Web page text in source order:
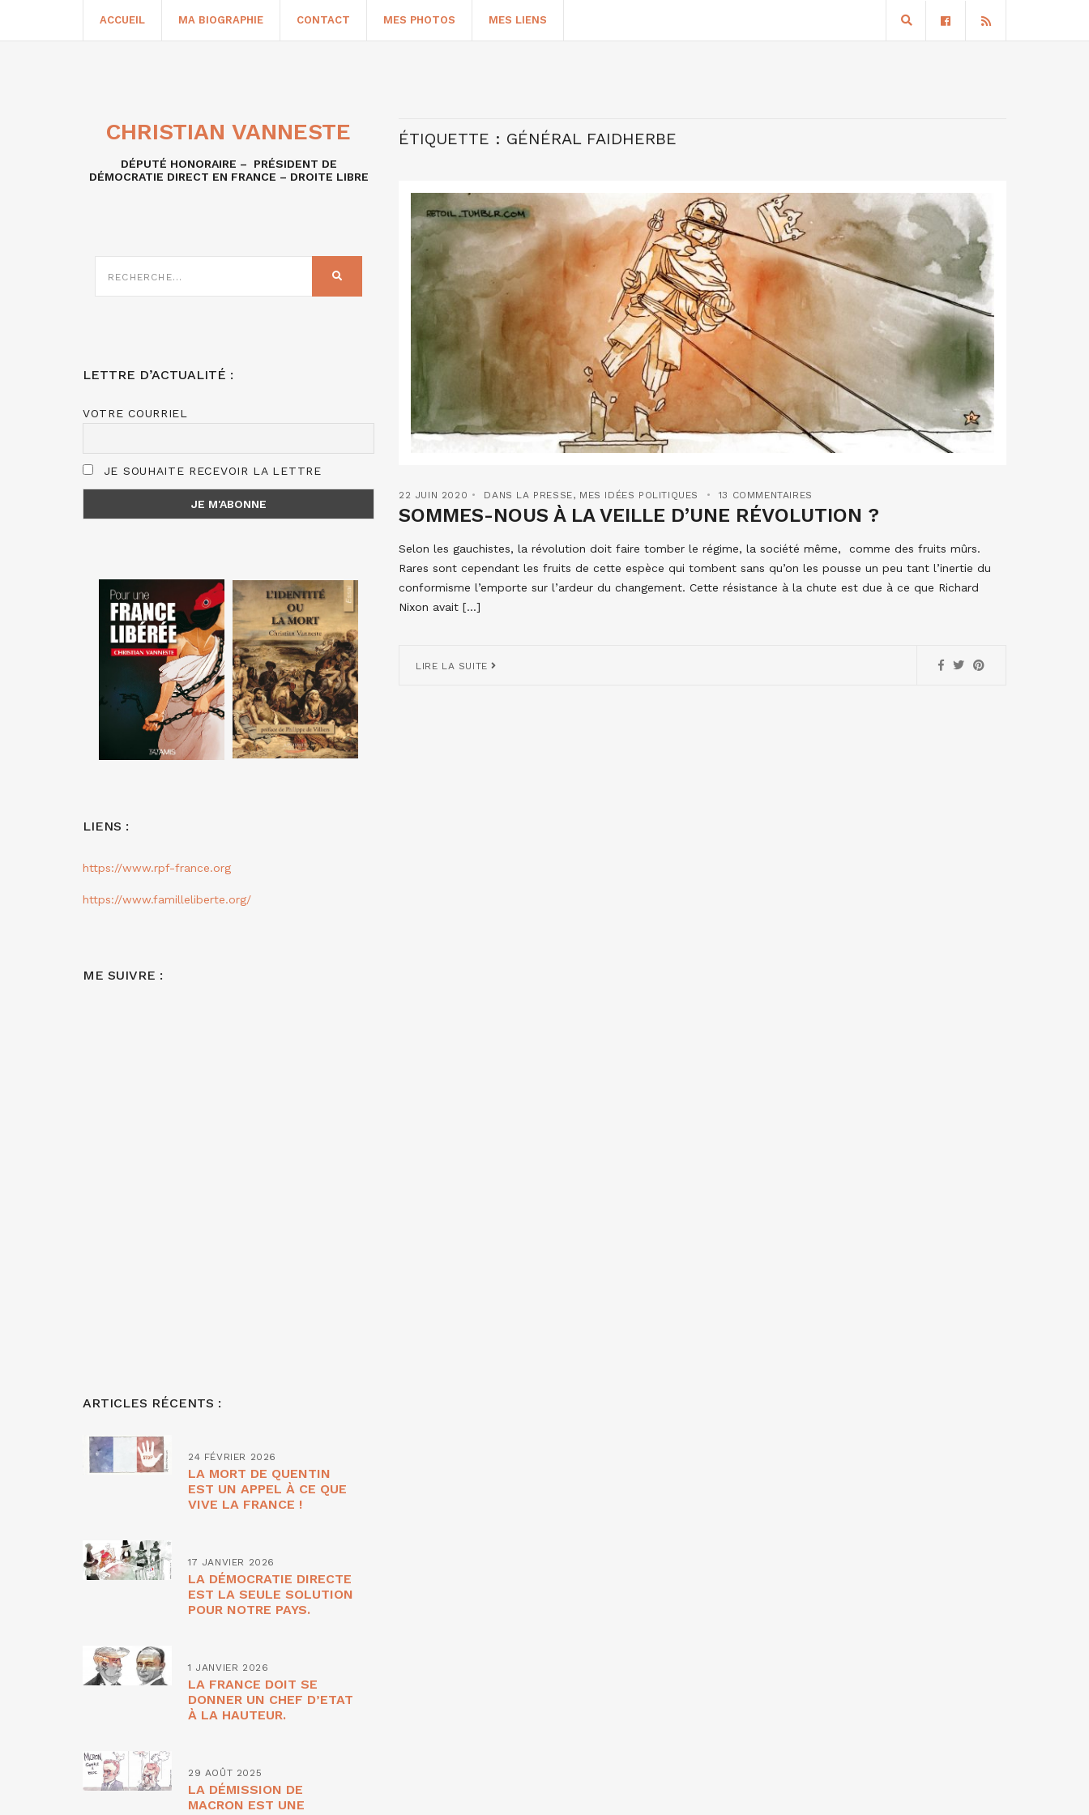
ACCUEIL MA BIOGRAPHIE CONTACT MES PHOTOS MES LIENS
ÉTIQUETTE : GÉNÉRAL FAIDHERBE
22 JUIN 2020 DANS LA PRESSE, MES IDÉES POLITIQUES 13 COMMENTAIRES
SOMMES-NOUS À LA VEILLE D’UNE RÉVOLUTION ?
Selon les gauchistes, la révolution doit faire tomber le régime, la société même, comme des fruits mûrs.
Rares sont cependant les fruits de cette espèce qui tombent sans qu’on les pousse un peu tant l’inertie du
conformisme l’emporte sur l’ardeur du changement. Cette résistance à la chute est due à ce que Richard
Nixon avait […]
LIRE LA SUITE
CHRISTIAN VANNESTE
DÉPUTÉ HONORAIRE – PRÉSIDENT DE
DÉMOCRATIE DIRECT EN FRANCE – DROITE LIBRE
SUR
LETTRE D’ACTUALITÉ :
VOTRE COURRIEL
JE SOUHAITE RECEVOIR LA LETTRE
LIENS :
https://www.rpf-france.org
https://www.familleliberte.org/
ME SUIVRE :
ARTICLES RÉCENTS :
24 FÉVRIER 2026
LA MORT DE QUENTIN
EST UN APPEL À CE QUE
VIVE LA FRANCE !
17 JANVIER 2026
LA DÉMOCRATIE DIRECTE
EST LA SEULE SOLUTION
POUR NOTRE PAYS.
1 JANVIER 2026
LA FRANCE DOIT SE
DONNER UN CHEF D’ETAT
À LA HAUTEUR.
29 AOÛT 2025
LA DÉMISSION DE
MACRON EST UNE